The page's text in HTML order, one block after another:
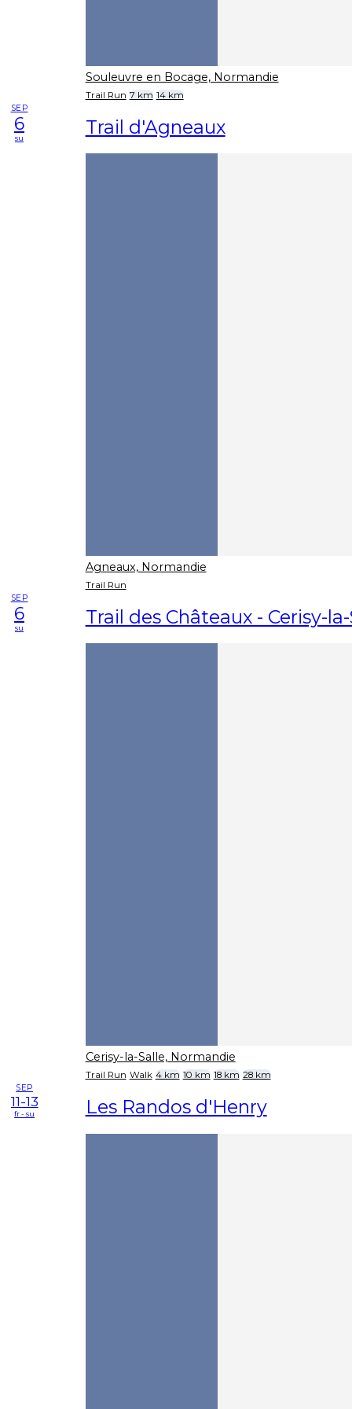
Souleuvre en Bocage, Normandie
Trail Run 7 km 14 km
SEP
6
su Trail d'Agneaux
Agneaux, Normandie
Trail Run
SEP
6
su Trail des Châteaux - Cerisy-
Cerisy-la-Salle, Normandie
Trail Run Walk 4 km 10 km 18 km 28 km
SEP
11-13
fr - su Les Randos d'Henry